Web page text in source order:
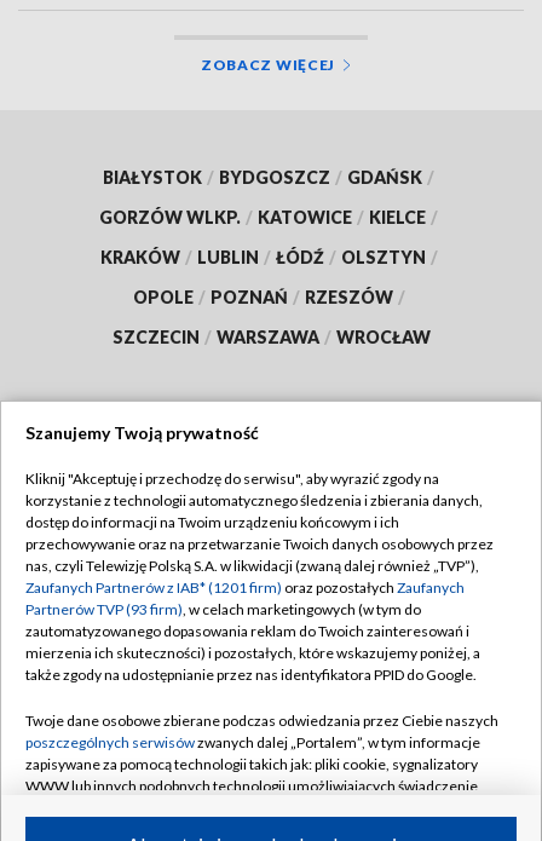
ZOBACZ WIĘCEJ
BIAŁYSTOK / BYDGOSZCZ / GDAŃSK /
GORZÓW WLKP. / KATOWICE / KIELCE /
KRAKÓW / LUBLIN / ŁÓDŹ / OLSZTYN /
OPOLE / POZNAŃ / RZESZÓW /
SZCZECIN / WARSZAWA / WROCŁAW
TVP
Abonament TVP
Emisja w TVP
Centrum informacji TVP
Naziemna Telewizja Cyfrowa
Rada Programowa
System NOS
Informacje o nadawcy
Regulamin TVP
Polityka prywatności
Moje zgody
Pomoc
Kontakt
Kanały
Szanujemy Twoją prywatność
Kliknij "Akceptuję i przechodzę do serwisu", aby wyrazić zgody na
korzystanie z technologii automatycznego śledzenia i zbierania danych,
dostęp do informacji na Twoim urządzeniu końcowym i ich
przechowywanie oraz na przetwarzanie Twoich danych osobowych przez
nas, czyli Telewizję Polską S.A. w likwidacji (zwaną dalej również „TVP”),
Zaufanych Partnerów z IAB* (1201 firm) oraz pozostałych Zaufanych
Partnerów TVP (93 firm), w celach marketingowych (w tym do
zautomatyzowanego dopasowania reklam do Twoich zainteresowań i
mierzenia ich skuteczności) i pozostałych, które wskazujemy poniżej, a
także zgody na udostępnianie przez nas identyfikatora PPID do Google.
Twoje dane osobowe zbierane podczas odwiedzania przez Ciebie naszych
poszczególnych serwisówzwanych dalej „Portalem”, w tym informacje
zapisywane za pomocą technologii takich jak: pliki cookie, sygnalizatory
WWW lub innych podobnych technologii umożliwiających świadczenie